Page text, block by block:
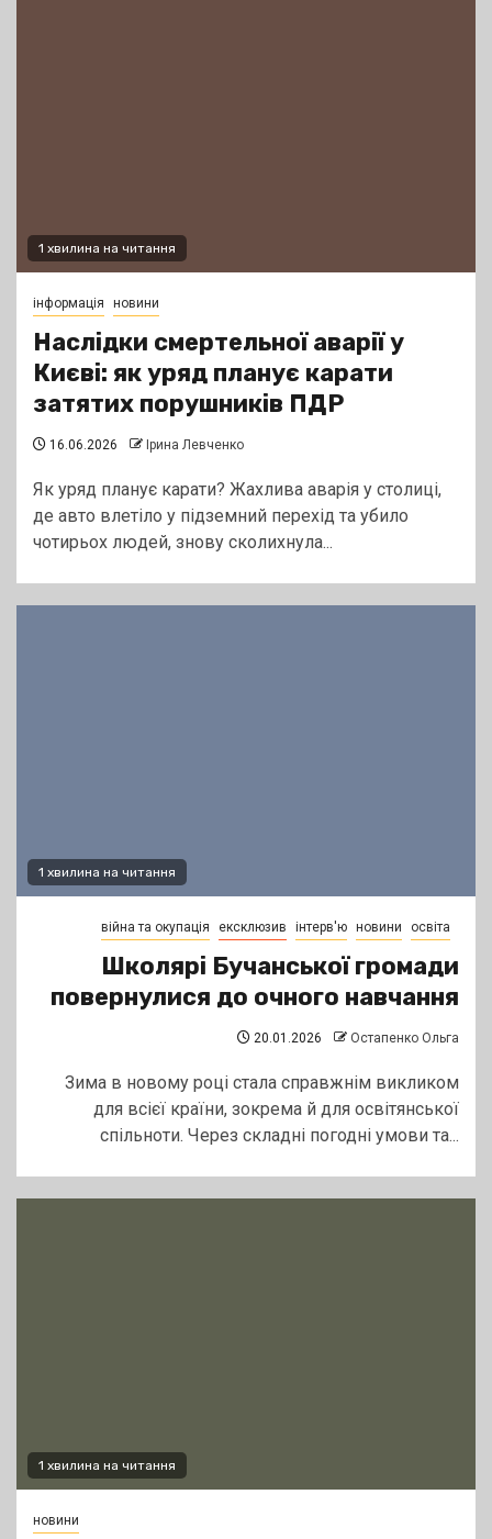
1 хвилина на читання
інформація новини
Наслідки смертельної аварії у
Києві: як уряд планує карати
затятих порушників ПДР
16.06.2026 Ірина Левченко
Як уряд планує карати? Жахлива аварія у столиці,
де авто влетіло у підземний перехід та убило
чотирьох людей, знову сколихнула...
1 хвилина на читання
війна та окупація ексклюзив інтерв'ю новини освіта
Школярі Бучанської громади
повернулися до очного навчання
20.01.2026 Остапенко Ольга
Зима в новому році стала справжнім викликом
для всієї країни, зокрема й для освітянської
спільноти. Через складні погодні умови та...
1 хвилина на читання
новини